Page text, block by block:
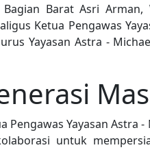
Barat Asri Arman,
Ketua Pengawas
Yayasan Astra -
Yayasan Astra -
untuk